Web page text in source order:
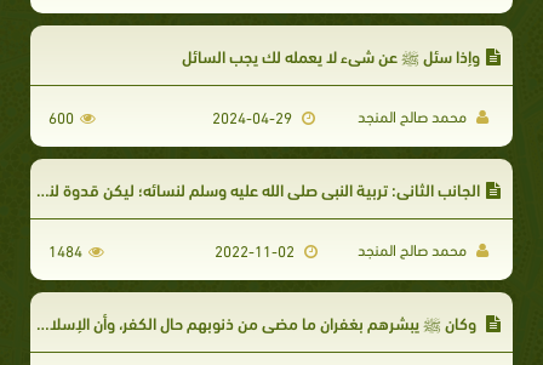
وإذا سئل ﷺ عن شيء لا يعمله لك يجب السائل
محمد صالح المنجد 2024-04-29
600
الجانب الثاني: تربية النبي صلى الله عليه وسلم لنسائه؛ ليكن قدوة لنساء المؤمنين
محمد صالح المنجد 1484
وكان ﷺ يبشرهم بغفران ما مضى من ذنوبهم حال الكفر، وأن الإسلام يهدم ما كان قلبه